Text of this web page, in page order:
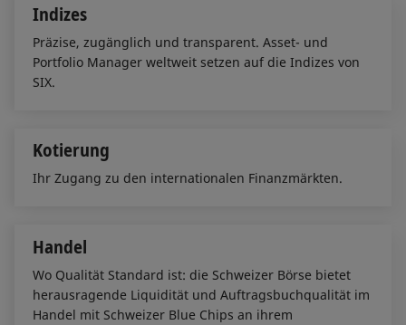
Indizes
Präzise, zugänglich und transparent. Asset- und
Portfolio Manager weltweit setzen auf die Indizes von
SIX.
Kotierung
Ihr Zugang zu den internationalen Finanzmärkten.
Handel
Wo Qualität Standard ist: die Schweizer Börse bietet
herausragende Liquidität und Auftragsbuchqualität im
Handel mit Schweizer Blue Chips an ihrem